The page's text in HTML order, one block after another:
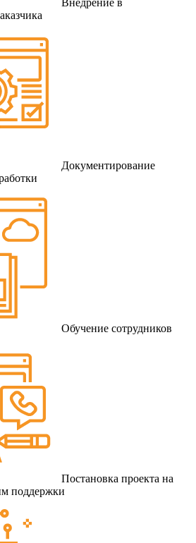
Документирование
Обучение сотрудников
Постановка проекта на
поддержки